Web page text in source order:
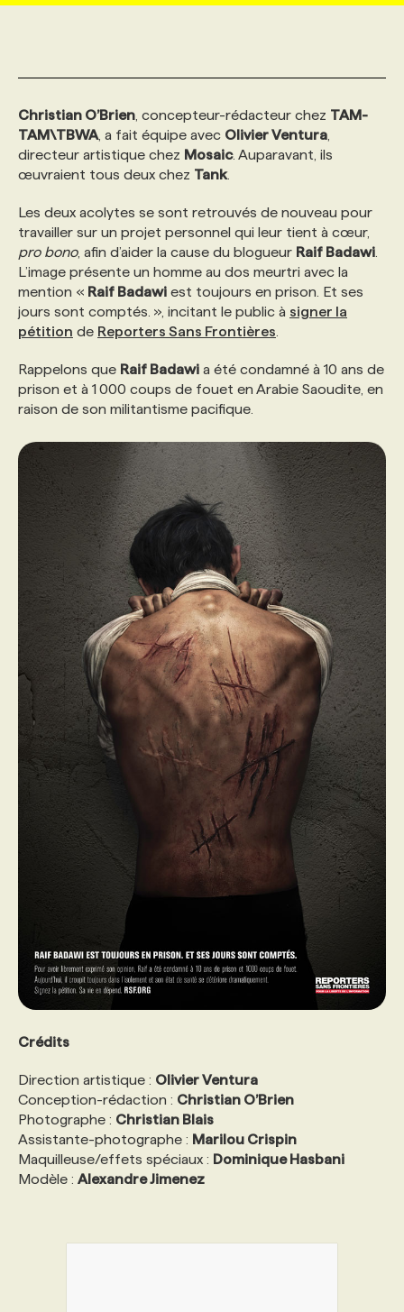
INITIATIVES NUMÉRIQUES
PRIX ET DISTINCTIONS
TENDANCES
MARKETING DURABLE
GEO/SEO
ÉVÉNEMENTIEL
NOS AUTEUR‧RICES
INFOLETTRE PUBLICITÉ
ANNONCEZ AVEC NOUS
PROFIL ENTREPRISE
FAQ
ANNONCEZ AVEC NOUS
PROFIL CANDIDAT
FAQ
ANNONCEZ AVEC NOUS
NOS FORMATIONS EN LIGNE
NOS PARCOURS DE FORMATIONS
FORMATIONS PERSONNALISÉES
NOS FORMATEUR‧RICES
POURQUOI CHOISIR NOS FORMATIONS
NOS TARIFS
PROGRAMMES DE SUBVENTIONS
FAQ
ANNONCEZ AVEC NOUS
CHASSE DE TÊTE
SERVICE DE CHASSE DE TÊTE
NOS TARIFS
NOS EXPERTISES
FAQ
ANNONCEZ AVEC NOUS
Christian O’Brien , concepteur-rédacteur chez TAM-
TAM\TBWA , a fait équipe avec Olivier Ventura
directeur artistique chez Mosaic. Auparavant, ils
œuvraient tous deux chez Tank.
Les deux acolytes se sont retrouvés de nouveau pour
travailler sur un projet personnel qui leur tient à cœur,
pro bono, afin d’aider la cause du blogueur Raif Badawi
L’image présente un homme au dos meurtri avec la
mention « Raif Badawi est toujours en prison. Et ses
jours sont comptés. », incitant le public à signer la
pétition de Reporters Sans Frontières
Rappelons que Raif Badawi a été condamné à 10 ans de
prison et à 1 000 coups de fouet en Arabie Saoudite, en
raison de son militantisme pacifique.
Crédits
Direction artistique : Olivier Ventura
Conception-rédaction : Christian O’Brien
Photographe : Christian Blais
Assistante-photographe : Marilou Crispin
Maquilleuse/effets spéciaux : Dominique Hasbani
Modèle : Alexandre Jimenez